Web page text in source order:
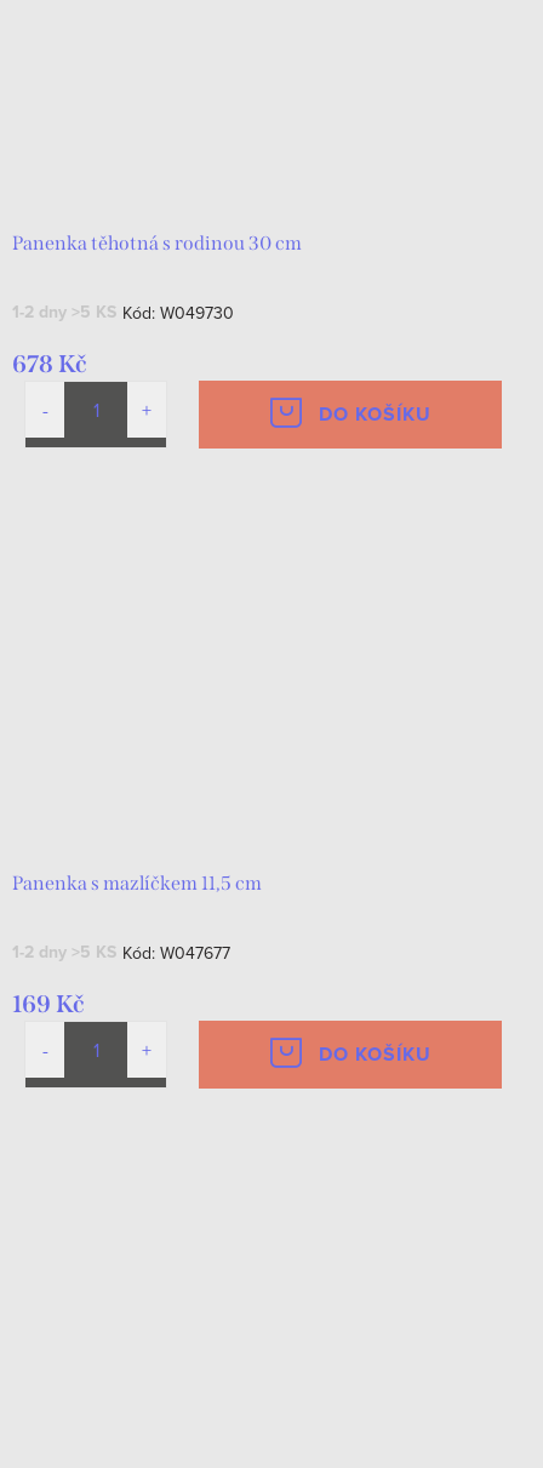
Panenka těhotná s rodinou 30 cm
1-2 dny >5 KS Kód: W049730
678 Kč
DO KOŠÍKU
Panenka s mazlíčkem 11,5 cm
1-2 dny >5 KS Kód: W047677
169 Kč
DO KOŠÍKU